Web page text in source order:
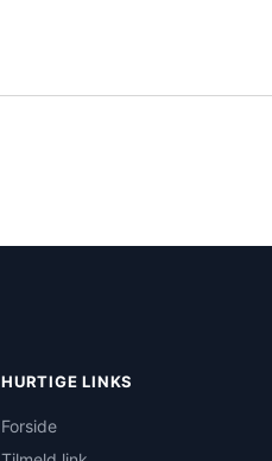
HURTIGE LINKS
Forside